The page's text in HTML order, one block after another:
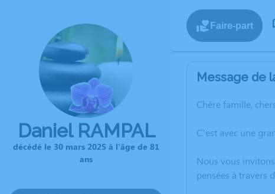
Daniel RAMPAL
décédé le 30 mars 2025 à l'âge de 81
ans
Faire-part
Message de
Chère famille,
C’est avec une
Nous vous
pensées à travers